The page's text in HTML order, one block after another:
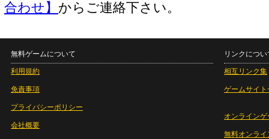
合わせ】 からご連絡下さい。
無料ゲームについて
利用規約
免責事項
プライバシーポリシー
会社概要
リンクについ
相互リンク集
ゲームサイト
オンラインゲ
無料オンライ